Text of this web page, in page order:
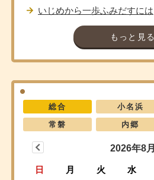
いじめから一歩ふみだすには
もっと見る
総合 小名浜
常磐 内郷
2026年8月
日 月 火 水